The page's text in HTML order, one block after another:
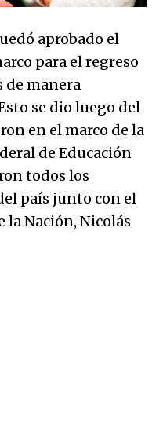
aprobado el
para el regreso
de manera
se dio luego del
en el marco de la
de Educación
todos los
país junto con el
la Nación, Nicolás